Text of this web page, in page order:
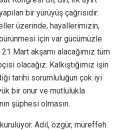
bir yürüyüş çağrısıdır.
üzerinde, hayallerimizin,
için var gücümüzle
Mart akşamı alacağımız tüm
olacağız. Kalkıştığımız işin
tarihi sorumluluğun çok iyi
bir onur ve mutlulukla
şüphesi olmasın.
Adil, özgür, müreffeh